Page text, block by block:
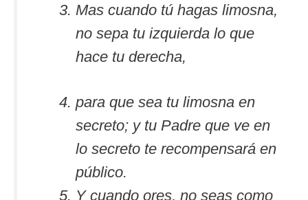
Mas cuando tú hagas limosna,
no sepa tu izquierda lo que
hace tu derecha,
para que sea tu limosna en
secreto; y tu Padre que ve en
lo secreto te recompensará en
público.
Y cuando ores, no seas como